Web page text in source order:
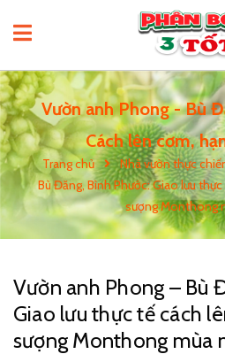
Vườn anh Phong - Bù
Cách lên cơm,
Trang chủ Nhà vườn thực
Bù Đăng, Bình Phước: Giao lưu
sượng Monthong
Vườn anh Phong – Bù
Giao lưu thực tế cách
sượng Monthong mùa